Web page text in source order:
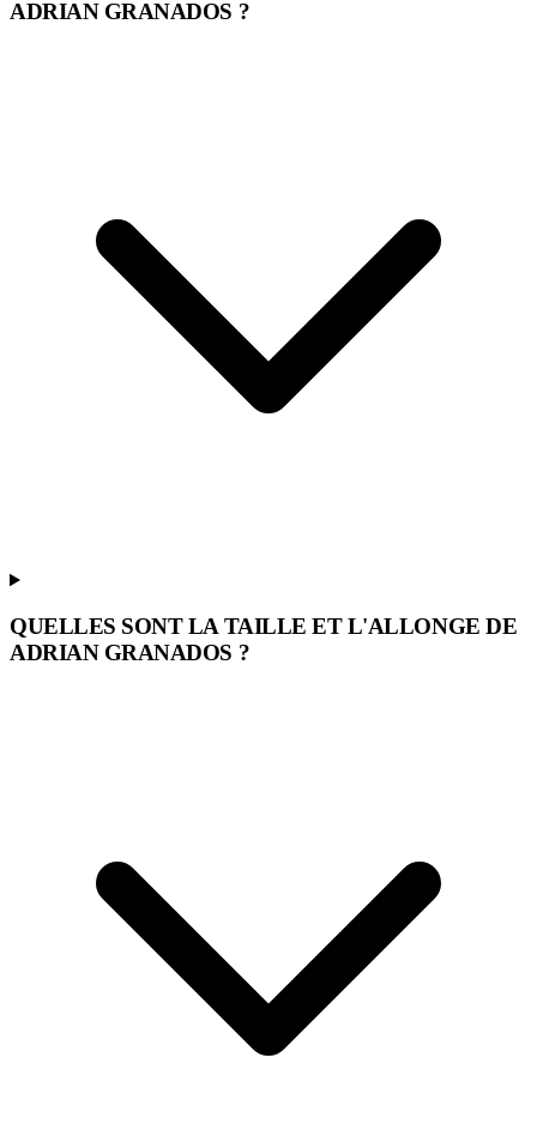
ADRIAN GRANADOS ?
QUELLES SONT LA TAILLE ET L'ALLONGE DE
ADRIAN GRANADOS ?